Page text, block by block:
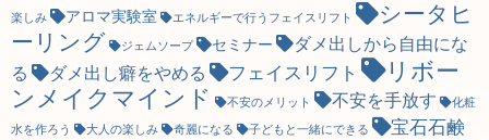
楽しみ
アロマ実験室 エネルギーで行うフェイスリフト
シータヒ
ーリング
ジェムソープ セミナー
ダメ出しから自由にな
る
ダメ出し癖をやめる フェイスリフト
リボー
ンメイクマインド
不安のメリット 不安を手放す
化粧
水を作ろう
大人の楽しみ 奇麗になる 子どもと一緒にできる 宝石石鹸